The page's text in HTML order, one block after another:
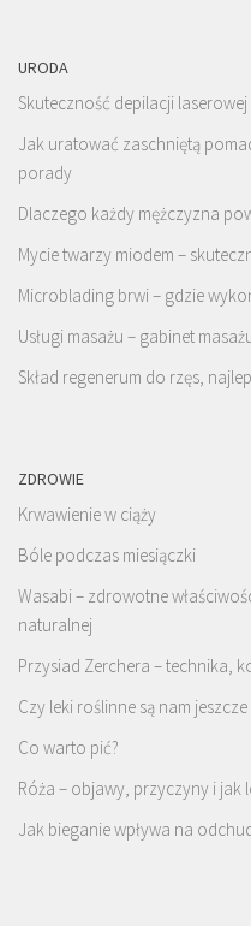
URODA
Skuteczność depilacji laserowej
Jak uratować zaschniętą
porady
Dlaczego każdy mężczyzna
Mycie twarzy miodem –
Microblading brwi – gdzie
Usługi masażu – gabinet
Skład regenerum do rzęs,
ZDROWIE
Krwawienie w ciąży
Bóle podczas miesiączki
Wasabi – zdrowotne
naturalnej
Przysiad Zerchera – technika,
Czy leki roślinne są nam
Co warto pić?
Róża – objawy, przyczyny i jak
Jak bieganie wpływa na